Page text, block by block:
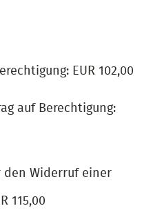
EUR 102,00
auf Berechtigung:
den Widerruf einer
115,00